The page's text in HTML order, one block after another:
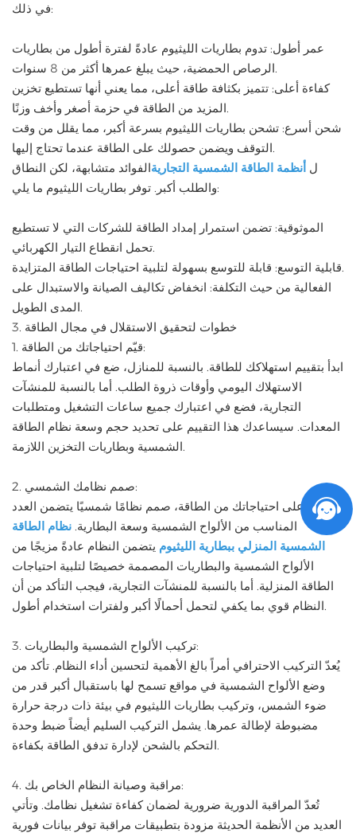
في ذلك:
عمر أطول: تدوم بطاريات الليثيوم عادةً لفترة أطول من بطاريات
الرصاص الحمضية، حيث يبلغ عمرها أكثر من 8 سنوات.
كفاءة أعلى: تتميز بكثافة طاقة أعلى، مما يعني أنها تستطيع تخزين
المزيد من الطاقة في حزمة أصغر وأخف وزنًا.
شحن أسرع: تشحن بطاريات الليثيوم بسرعة أكبر، مما يقلل من وقت
التوقف ويضمن حصولك على الطاقة عندما تحتاج إليها.
ل أنظمة الطاقة الشمسية التجاريةالفوائد متشابهة، لكن النطاق
والطلب أكبر. توفر بطاريات الليثيوم ما يلي:
الموثوقية: تضمن استمرار إمداد الطاقة للشركات التي لا تستطيع
تحمل انقطاع التيار الكهربائي.
قابلية التوسع: قابلة للتوسع بسهولة لتلبية احتياجات الطاقة المتزايدة.
الفعالية من حيث التكلفة: انخفاض تكاليف الصيانة والاستبدال على
المدى الطويل.
3. خطوات لتحقيق الاستقلال في مجال الطاقة
1. قيّم احتياجاتك من الطاقة:
ابدأ بتقييم استهلاكك للطاقة. بالنسبة للمنازل، ضع في اعتبارك أنماط
الاستهلاك اليومي وأوقات ذروة الطلب. أما بالنسبة للمنشآت
التجارية، فضع في اعتبارك جميع ساعات التشغيل ومتطلبات
المعدات. سيساعدك هذا التقييم على تحديد حجم وسعة نظام الطاقة
الشمسية وبطاريات التخزين اللازمة.
2. صمم نظامك الشمسي:
بناءً على احتياجاتك من الطاقة، صمم نظامًا شمسيًا يتضمن العدد
المناسب من الألواح الشمسية وسعة البطارية. نظام الطاقة
الشمسية المنزلي ببطارية الليثيوم يتضمن النظام عادةً مزيجًا من
الألواح الشمسية والبطاريات المصممة خصيصًا لتلبية احتياجات
الطاقة المنزلية. أما بالنسبة للمنشآت التجارية، فيجب التأكد من أن
النظام قوي بما يكفي لتحمل أحمالًا أكبر ولفترات استخدام أطول.
3. تركيب الألواح الشمسية والبطاريات:
يُعدّ التركيب الاحترافي أمراً بالغ الأهمية لتحسين أداء النظام. تأكد من
وضع الألواح الشمسية في مواقع تسمح لها باستقبال أكبر قدر من
ضوء الشمس، وتركيب بطاريات الليثيوم في بيئة ذات درجة حرارة
مضبوطة لإطالة عمرها. يشمل التركيب السليم أيضاً ضبط وحدة
التحكم بالشحن لإدارة تدفق الطاقة بكفاءة.
4. مراقبة وصيانة النظام الخاص بك:
تُعدّ المراقبة الدورية ضرورية لضمان كفاءة تشغيل نظامك. وتأتي
العديد من الأنظمة الحديثة مزودة بتطبيقات مراقبة توفر بيانات فورية